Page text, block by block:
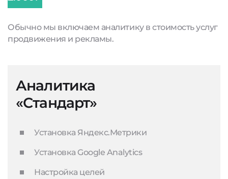
Обычно мы включаем аналитику в стоимость услуг
продвижения и рекламы.
Аналитика
«Стандарт»
Установка Яндекс.Метрики
Установка Google Analytics
Настройка целей